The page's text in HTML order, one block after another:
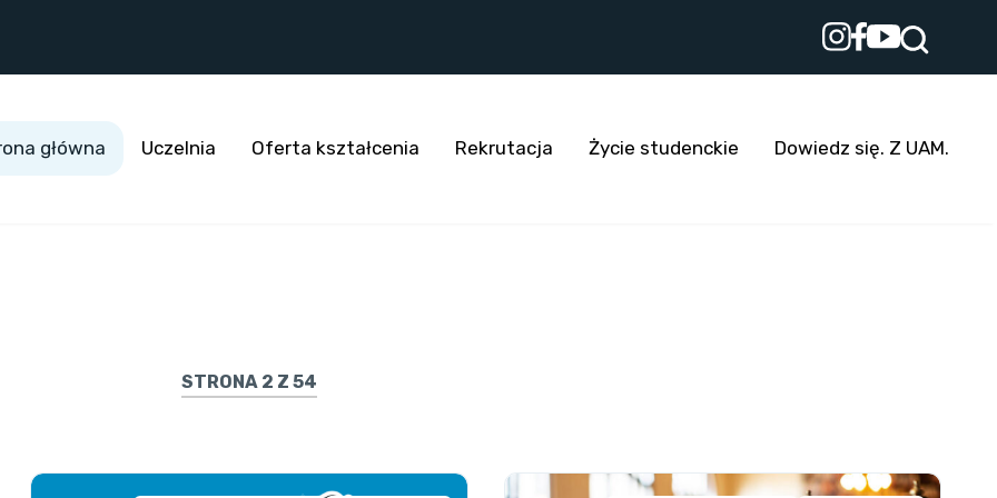
główna Uczelnia Oferta kształcenia Rekrutacja Życie studenckie Dowiedz się. Z UAM.
STRONA 2 Z 54